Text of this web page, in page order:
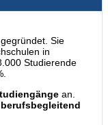
Sie
in
Studierende
an.
berufsbegleitend